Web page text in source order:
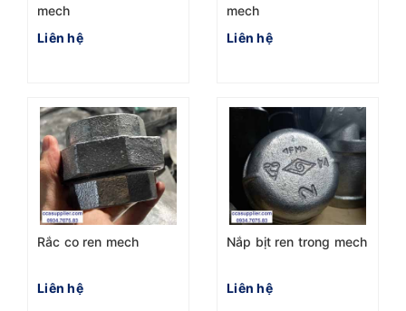
mech
Liên hệ
mech
Liên hệ
Rắc co ren mech
Liên hệ
Nắp bịt ren trong mech
Liên hệ